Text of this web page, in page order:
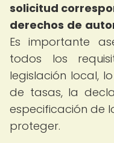
solicitud
derechos de
Es importante
todos los
legislación local,
de tasas, la
especificación de
proteger.